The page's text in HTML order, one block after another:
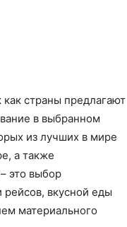
страны предлагают
в выбранном
из лучших в мире
а также
это выбор
рейсов, вкусной еды
материального